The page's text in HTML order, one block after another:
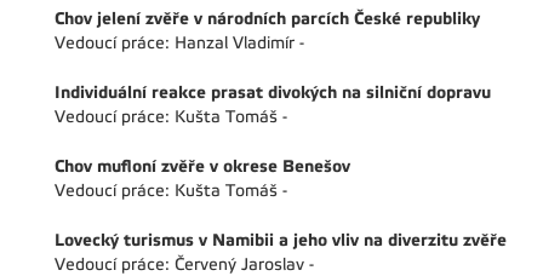
Chov jelení zvěře v národních parcích České republiky
Vedoucí práce: Hanzal Vladimír -
Individuální reakce prasat divokých na silniční dopravu
Vedoucí práce: Kušta Tomáš -
Chov mufloní zvěře v okrese Benešov
Vedoucí práce: Kušta Tomáš -
Lovecký turismus v Namibii a jeho vliv na diverzitu zvěře
Vedoucí práce: Červený Jaroslav -